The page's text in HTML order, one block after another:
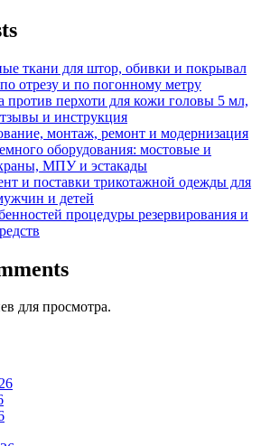
ткани для штор, обивки и покрывал
отрезу и по погонному метру
против перхоти для кожи головы 5 мл,
и инструкция
монтаж, ремонт и модернизация
оборудования: мостовые и
МПУ и эстакады
и поставки трикотажной одежды для
и детей
процедуры резервирования и
для просмотра.